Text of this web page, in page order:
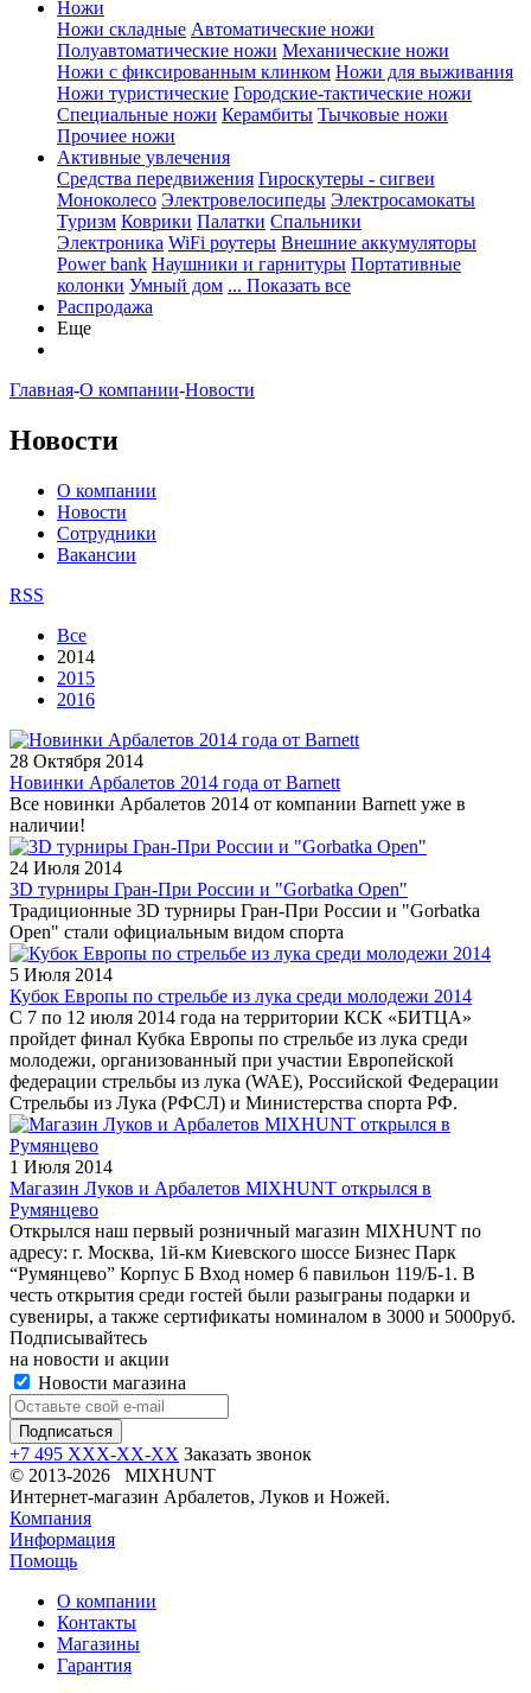
Ножи
Ножи складные Автоматические ножи
Полуавтоматические ножи Механические ножи
Ножи с фиксированным клинком Ножи для выживания
Ножи туристические Городские-тактические ножи
Специальные ножи Керамбиты Тычковые ножи
Прочиее ножи
Активные увлечения
Средства передвижения Гироскутеры - сигвеи
Моноколесо Электровелосипеды Электросамокаты
Туризм Коврики Палатки Спальники
Электроника WiFi роутеры Внешние аккумуляторы
Power bank Наушники и гарнитуры Портативные
колонки Умный дом ... Показать все
Распродажа
Еще
Главная-О компании-Новости
Новости
О компании
Новости
Сотрудники
Вакансии
RSS
Все
2014
2015
2016
28 Октября 2014
Новинки Арбалетов 2014 года от Barnett
Все новинки Арбалетов 2014 от компании Barnett уже в
наличии!
24 Июля 2014
3D турниры Гран-При России и "Gorbatka Open"
Традиционные 3D турниры Гран-При России и "Gorbatka
Open" стали официальным видом спорта
5 Июля 2014
Кубок Европы по стрельбе из лука среди молодежи 2014
С 7 по 12 июля 2014 года на территории КСК «БИТЦА»
пройдет финал Кубка Европы по стрельбе из лука среди
молодежи, организованный при участии Европейской
федерации стрельбы из лука (WAE), Российской Федерации
Стрельбы из Лука (РФСЛ) и Министерства спорта РФ.
1 Июля 2014
Магазин Луков и Арбалетов MIXHUNT открылся в
Румянцево
Открылся наш первый розничный магазин MIXHUNT по
адресу: г. Москва, 1й-км Киевского шоссе Бизнес Парк
“Румянцево” Корпус Б Вход номер 6 павильон 119/Б-1. В
честь открытия среди гостей были разыграны подарки и
сувениры, а также сертификаты номиналом в 3000 и 5000руб.
Подписывайтесь
на новости и акции
Новости магазина
+7 495 XXX-XX-XX Заказать звонок
© 2013-2026 MIXHUNT
Интернет-магазин Арбалетов, Луков и Ножей.
Компания
Информация
Помощь
О компании
Контакты
Магазины
Гарантия